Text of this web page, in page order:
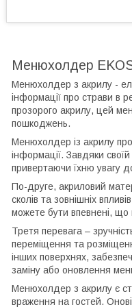
Менюхолдер
Менюхолдер з акрилу -
інформації про страви в
прозорого акрилу, цей
пошкоджень.
Менюхолдер із акрилу
інформації. Завдяки
привертаючи їхню увагу
По-друге, акриловий
сколів та зовнішніх
можете бути впевнені, що
Третя перевага –
переміщення та
інших поверхнях,
заміну або оновлення
Менюхолдер з акрилу є
враження на гостей.